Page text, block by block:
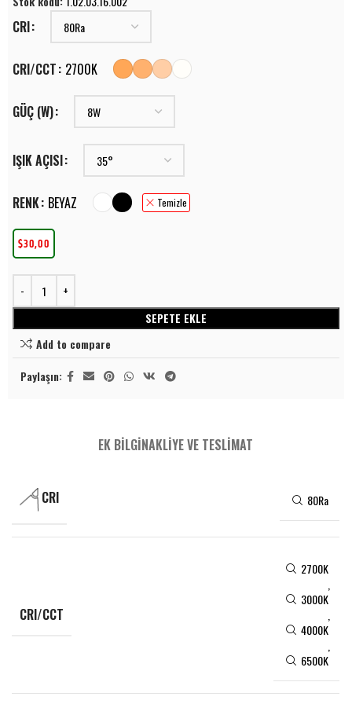
CRI
CRI/CCT 2700K
GÜÇ (W)
IŞIK AÇISI
RENK BEYAZ Temizle
$30,00
SEPETE EKLE
Add to compare
Paylaşın:
EK BILGINAKLIYE VE TESLIMAT
CRI 80Ra
CRI/CCT
2700K
3000K
4000K
6500K